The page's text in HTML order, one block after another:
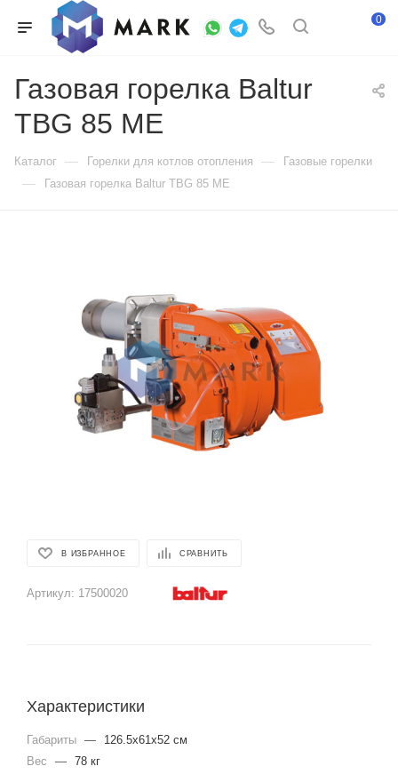
0
Газовая горелка Baltur
TBG 85 ME
Каталог — Горелки для котлов отопления — Газовые горелки
— Газовая горелка Baltur TBG 85 ME
В ИЗБРАННОЕ СРАВНИТЬ
Артикул: 17500020
Характеристики
Габариты —
126.5x61x52 см
Вес
— 78 кг